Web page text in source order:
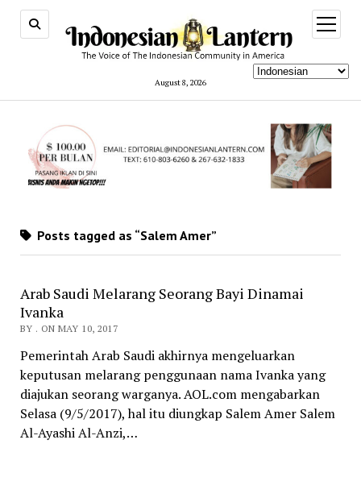
August 8, 2026
open
menu
Posts tagged as “Salem Amer”
Arab Saudi Melarang Seorang Bayi Dinamai
Ivanka
BY . ON MAY 10, 2017
Pemerintah Arab Saudi akhirnya mengeluarkan
keputusan melarang penggunaan nama Ivanka yang
diajukan seorang warganya. AOL.com mengabarkan
Selasa (9/5/2017), hal itu diungkap Salem Amer Salem
Al-Ayashi Al-Anzi,…